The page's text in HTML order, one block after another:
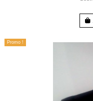
Promo !